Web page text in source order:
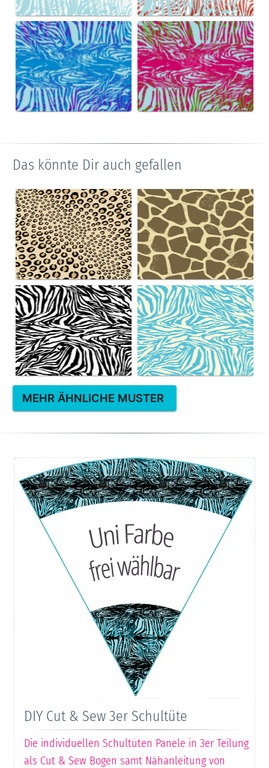
Das könnte Dir auch gefallen
MEHR ÄHNLICHE MUSTER
DIY Cut & Sew 3er Schultüte
Die individuellen Schultüten Panele in 3er Teilung
als Cut & Sew Bogen samt Nähanleitung von